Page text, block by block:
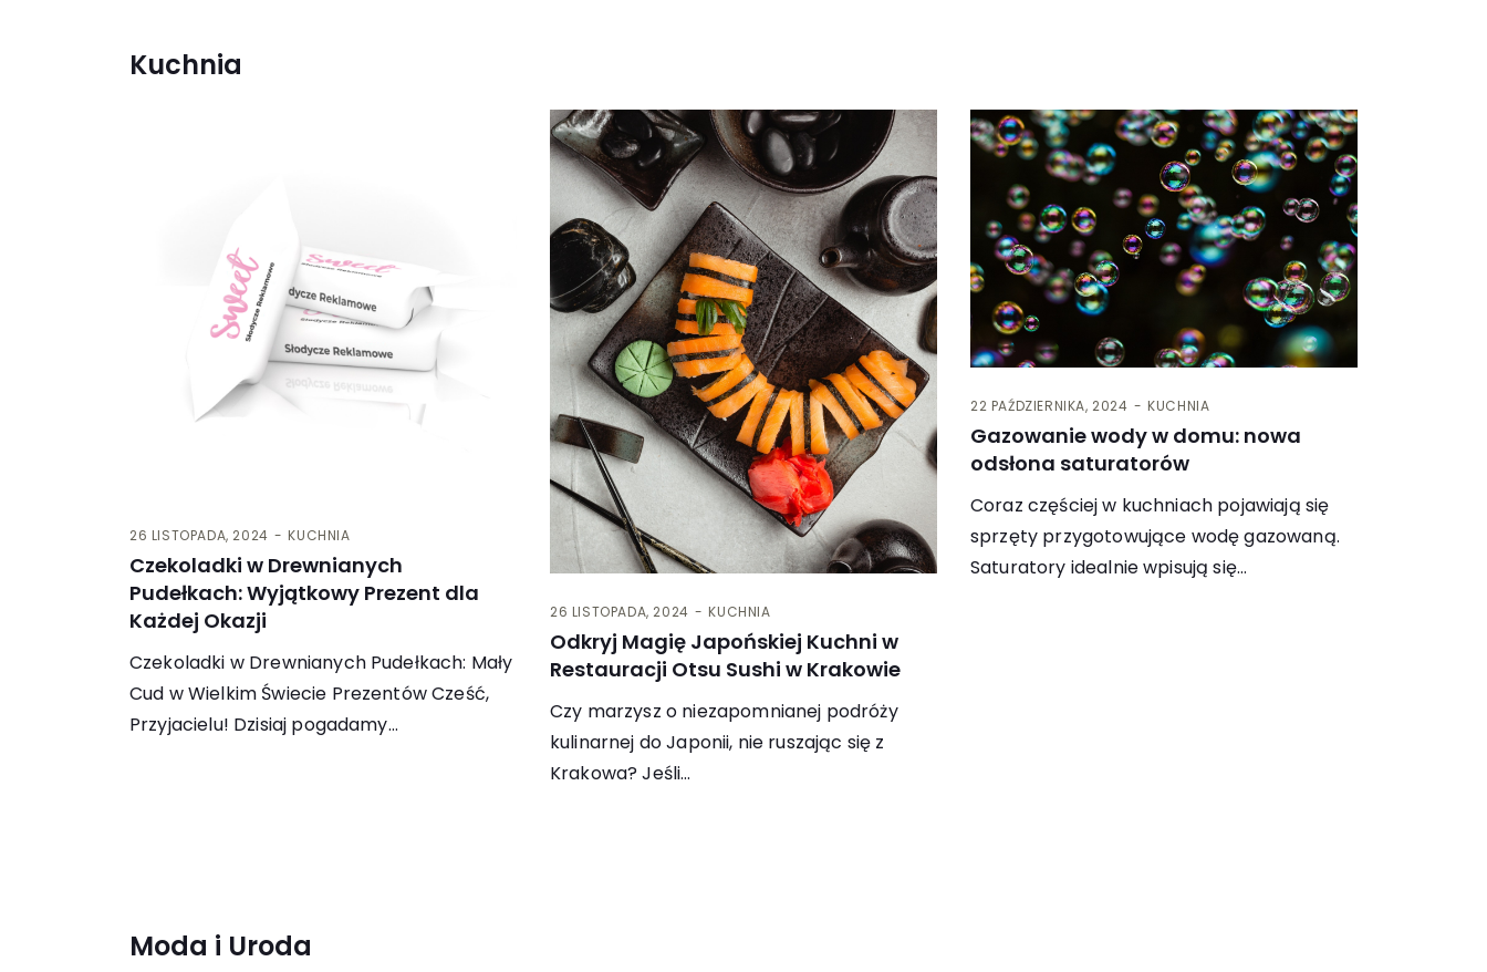
Kuchnia
26 LISTOPADA, 2024 KUCHNIA
Czekoladki w Drewnianych
Pudełkach: Wyjątkowy Prezent dla
Każdej Okazji
Czekoladki w Drewnianych Pudełkach: Mały
Cud w Wielkim Świecie Prezentów Cześć,
Przyjacielu! Dzisiaj pogadamy…
26 LISTOPADA, 2024 KUCHNIA
Odkryj Magię Japońskiej Kuchni w
Restauracji Otsu Sushi w Krakowie
Czy marzysz o niezapomnianej podróży
kulinarnej do Japonii, nie ruszając się z
Krakowa? Jeśli…
22 PAŹDZIERNIKA, 2024 KUCHNIA
Gazowanie wody w domu: nowa
odsłona saturatorów
Coraz częściej w kuchniach pojawiają się
sprzęty przygotowujące wodę gazowaną.
Saturatory idealnie wpisują się…
Moda i Uroda